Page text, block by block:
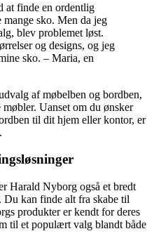
at finde en ordentlig
sko. Men da jeg
blev problemet løst.
og designs, og jeg
sko. – Maria, en
af møbelben og bordben,
Uanset om du ønsker
til dit hjem eller kontor, er
Harald Nyborg også et bredt
Du kan finde alt fra skabe til
produkter er kendt for deres
til et populært valg blandt både